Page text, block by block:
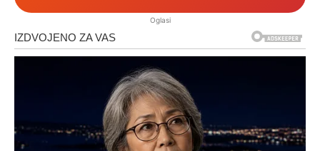
Oglasi